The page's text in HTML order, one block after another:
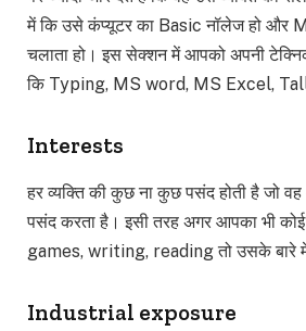
में कि उसे कंप्यूटर का Basic नॉलेज हो और
चलाता हो। इस सेक्शन में आपको अपनी
कि Typing, MS word, MS Excel,
Interests
हर व्यक्ति की कुछ ना कुछ पसंद होती है जो
पसंद करता है। इसी तरह अगर आपका भी कोई
games, writing, reading तो उसके बारे में
Industrial exposure